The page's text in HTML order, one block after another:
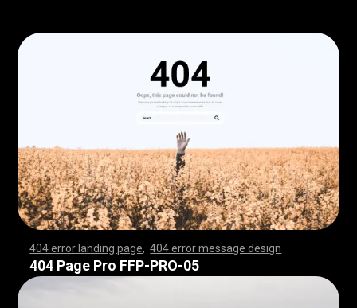
404 error landing page ,404 error message design
,,,,,,,,,,,,,,,,,,,,,,,, ,,,,,,,,,,,,,,,,,,,,,,,,,,,,
,,,,,,,,,,,,,,,,,,,,,,,, ,,,,,,,,,,,,,,,,,,,,,,,,,,,,
,,,,,,,,,,,,,,,,,,,,,,,, ,,,,,,,,,,,,,,,,,,,,,,,,,,,,
,,,,,,,,,,,,,,,,,,,,,,,, ,,,,,,,,,,,,,,,,,,,,,,,,,,,,
,,,,,,,,,,,,,,,,,,,,,,,, ,,,,,,,,,,,,,,,,,,,,,,,,,,,,
,,,,,,,,,,,,,,,,,,,,,,,, ,,,,,,,,,,,,,,,,,,,,,,,,,,,,
,,,,,,,,,,,,,,,,,,,,,,,, ,,,,,,,,,,,,,,,,,,,,,,,,,,,,
,,,,,,,,,,,,,,,,,,,,,,,, ,,,,,,,,,,,,,,,,,,,,,,,,,,,,
404 Page Pro FFP-PRO-05